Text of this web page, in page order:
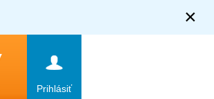
×
Prihlásiť